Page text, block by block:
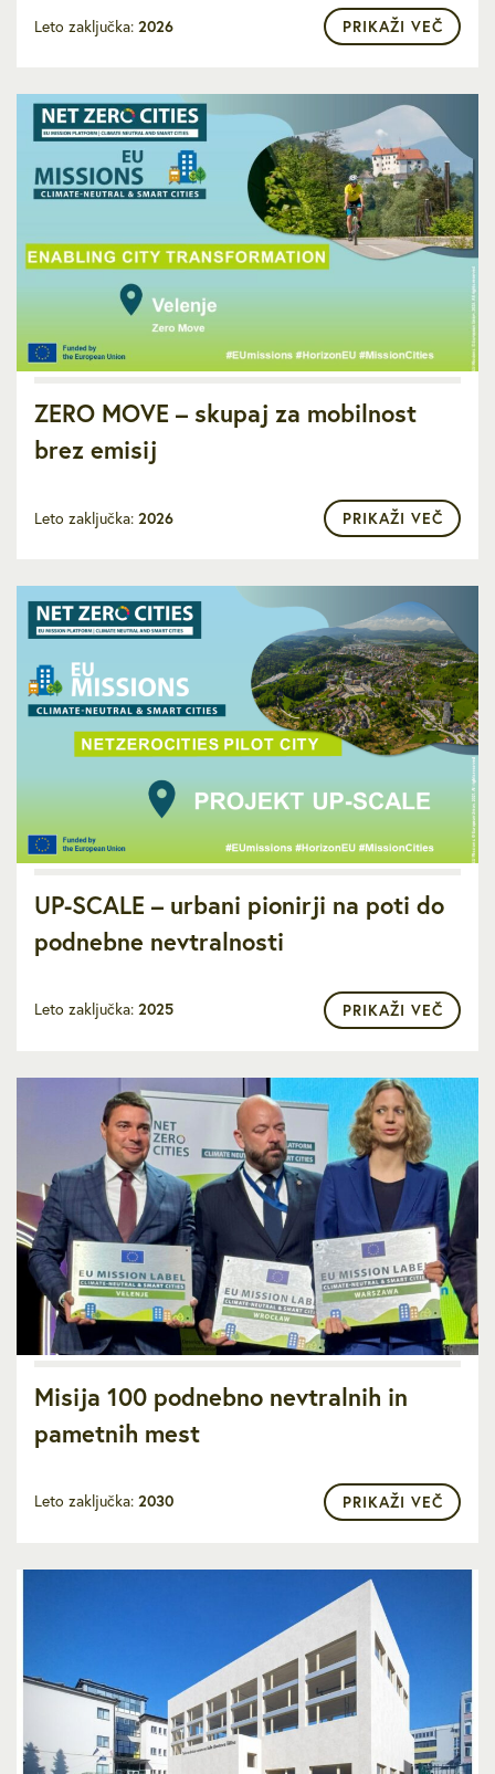
Leto zaključka: 2026 PRIKAŽI VEČ
ZERO MOVE – skupaj za mobilnost
brez emisij
Leto zaključka: 2026 PRIKAŽI VEČ
UP-SCALE – urbani pionirji na poti do
podnebne nevtralnosti
Leto zaključka: 2025 PRIKAŽI VEČ
Misija 100 podnebno nevtralnih in
pametnih mest
Leto zaključka: 2030 PRIKAŽI VEČ